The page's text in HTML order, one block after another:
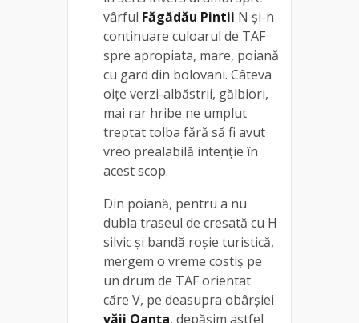
vârful Făgădău Pintii N și-n
continuare culoarul de TAF
spre apropiata, mare, poiană
cu gard din bolovani. Câteva
oițe verzi-albăstrii, gălbiori,
mai rar hribe ne umplut
treptat tolba fără să fi avut
vreo prealabilă intenție în
acest scop.
Din poiană, pentru a nu
dubla traseul de cresată cu H
silvic și bandă roșie turistică,
mergem o vreme costiș pe
un drum de TAF orientat
căre V, pe deasupra obârșiei
văii Oanța, depășim astfel